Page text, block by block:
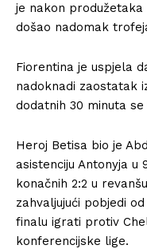
je nakon produžetaka
došao nadomak
Fiorentina je uspjela
nadoknadi zaostatak
dodatnih 30 minuta
Heroj Betisa bio je
asistenciju Antonyja u
konačnih 2:2 u
zahvaljujući pobjedi
finalu igrati protiv
konferencijske lige.